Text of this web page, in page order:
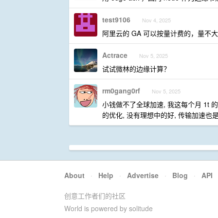
test9106 Nov 4, 2025
阿里云的 GA 可以按量计费的，量不
Actrace Nov 5, 2025
试试微林的边缘计算？
rm0gang0rf Nov 5, 2025
小钱做不了全球加速, 我这每个月 1t
的优化, 没有理想中的好, 传输加速也
About · Help · Advertise · Blog · API
创意工作者们的社区
World is powered by solitude